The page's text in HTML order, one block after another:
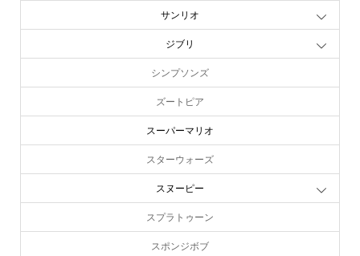
サンリオ
ジブリ
シンプソンズ
ズートピア
スーパーマリオ
スターウォーズ
スヌーピー
スプラトゥーン
スポンジボブ